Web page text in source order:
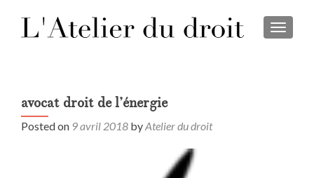
avocat droit de l’énergie
Posted on 9 avril 2018 byAtelier du droit